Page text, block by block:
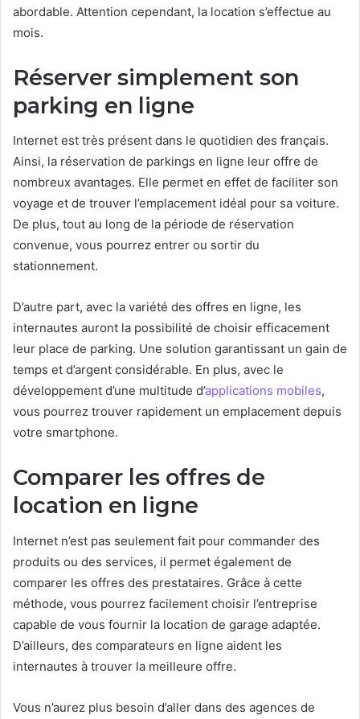
abordable. Attention cependant, la location s’effectue au
mois.
Réserver simplement son
parking en ligne
Internet est très présent dans le quotidien des français.
Ainsi, la réservation de parkings en ligne leur offre de
nombreux avantages. Elle permet en effet de faciliter son
voyage et de trouver l’emplacement idéal pour sa voiture.
De plus, tout au long de la période de réservation
convenue, vous pourrez entrer ou sortir du
stationnement.
D’autre part, avec la variété des offres en ligne, les
internautes auront la possibilité de choisir efficacement
leur place de parking. Une solution garantissant un gain de
temps et d’argent considérable. En plus, avec le
développement d’une multitude d’applications mobiles,
vous pourrez trouver rapidement un emplacement depuis
votre smartphone.
Comparer les offres de
location en ligne
Internet n’est pas seulement fait pour commander des
produits ou des services, il permet également de
comparer les offres des prestataires. Grâce à cette
méthode, vous pourrez facilement choisir l’entreprise
capable de vous fournir la location de garage adaptée.
D’ailleurs, des comparateurs en ligne aident les
internautes à trouver la meilleure offre.
Vous n’aurez plus besoin d’aller dans des agences de